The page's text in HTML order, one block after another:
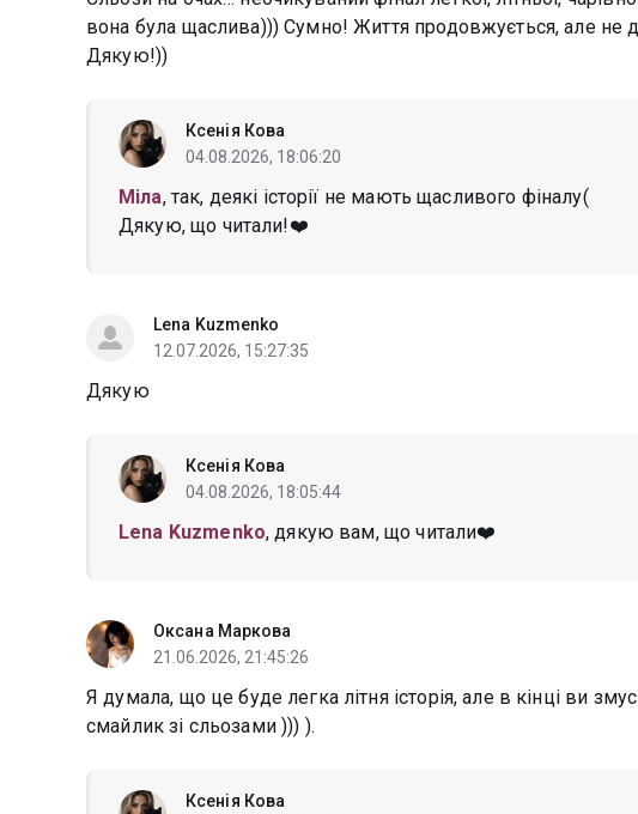
вона була щаслива))) Сумно! Життя продовжується, але не
Дякую!))
Ксенія Кова
04.08.2026, 18:06:20
Міла, так, деякі історії не мають щасливого фіналу(
Дякую, що читали!❤️
Lena Kuzmenko
12.07.2026, 15:27:35
Дякую
Ксенія Кова
04.08.2026, 18:05:44
Lena Kuzmenko, дякую вам, що читали❤️
Оксана Маркова
21.06.2026, 21:45:26
Я думала, що це буде легка літня історія, але в кінці ви
смайлик зі сльозами ))) ).
Ксенія Кова